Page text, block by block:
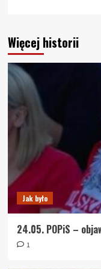
Więcej historii
Jak było
24.05. POPiS –
1